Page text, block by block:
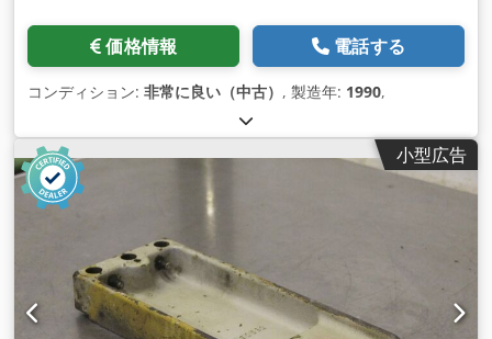
価格情報 電話する
コンディション: 非常に良い（中古） , 製造年: 1990,
小型広告